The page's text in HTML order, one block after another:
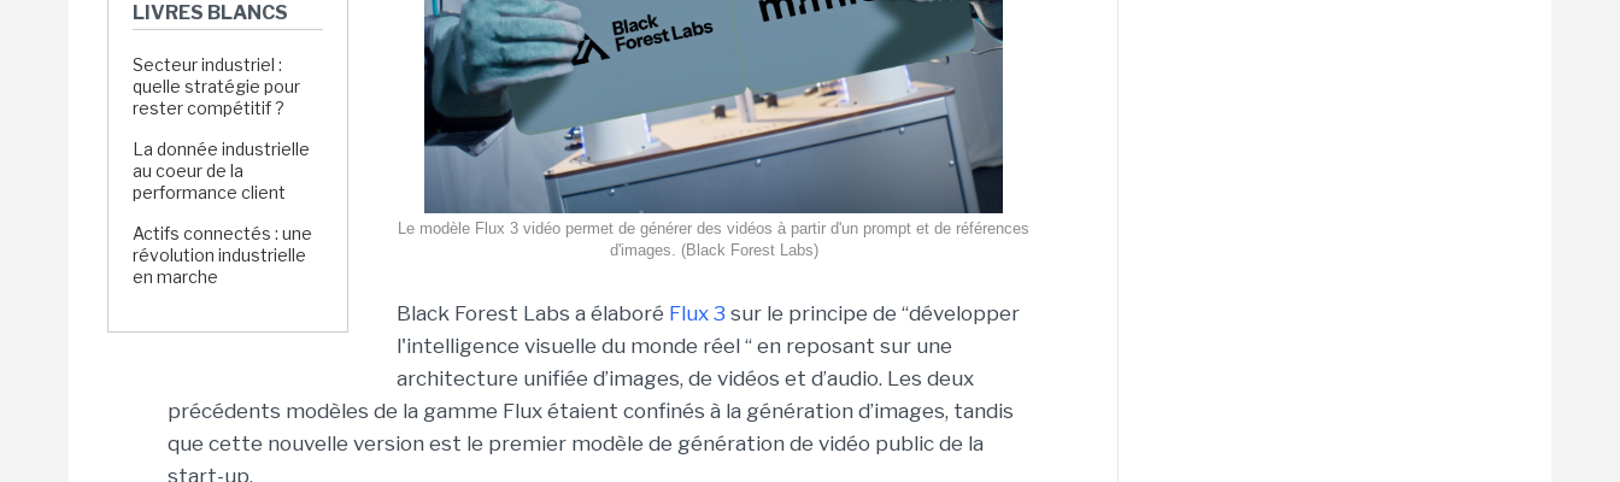
LIVRES BLANCS
Secteur industriel :
quelle stratégie pour
rester compétitif ?
La donnée industrielle
au coeur de la
performance client
Actifs connectés : une
révolution industrielle
en marche
Le modèle Flux 3 vidéo permet de générer des vidéos à partir d'un prompt et de références
d'images. (Black Forest Labs)
Black Forest Labs a élaboré Flux 3 sur le principe de “développer
l'intelligence visuelle du monde réel “ en reposant sur une
architecture unifiée d’images, de vidéos et d’audio. Les deux
précédents modèles de la gamme Flux étaient confinés à la génération d’images, tandis
que cette nouvelle version est le premier modèle de génération de vidéo public de la
start-up.